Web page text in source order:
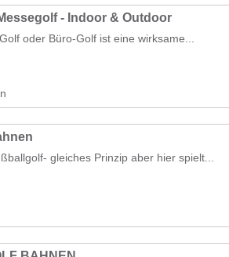
- Indoor & Outdoor
oder Büro-Golf ist eine wirksame...
gleiches Prinzip aber hier spielt...